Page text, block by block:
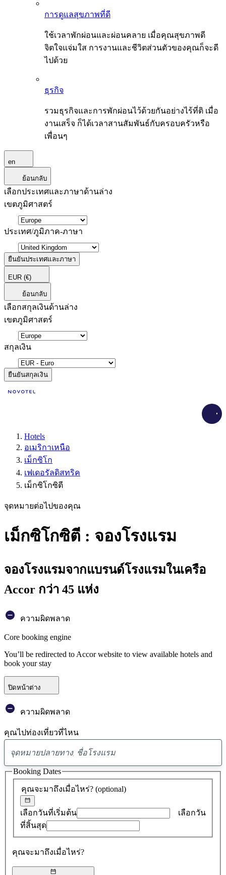
การดูแลสุขภาพที่ดี
ใช้เวลาพักผ่อนและผ่อนคลาย เมื่อคุณสุขภาพดี
จิตใจแจ่มใส การงานและชีวิตส่วนตัวของคุณก็จะดี
ไปด้วย
ธุรกิจ
รวมธุรกิจและการพักผ่อนไว้ด้วยกันอย่างไร้ที่ติ เมื่อ
งานเสร็จ ก็ได้เวลาสานสัมพันธ์กับครอบครัวหรือ
เพื่อนๆ
en
ย้อนกลับ
เลือกประเทศและภาษาด้านล่าง
เขตภูมิศาสตร์
ประเทศ/ภูมิภาค-ภาษา
ยืนยันประเทศและภาษา
EUR (€)
ย้อนกลับ
เลือกสกุลเงินด้านล่าง
เขตภูมิศาสตร์
สกุลเงิน
ยืนยันสกุลเงิน
Hotels
อเมริกาเหนือ
เม็กซิโก
เฟเดอรัลดิสทริค
เม็กซิโกซิตี
จุดหมายต่อไปของคุณ
เม็กซิโกซิตี : จองโรงแรม
จองโรงแรมจากแบรนด์โรงแรมในเครือ
Accor กว่า 45 แห่ง
ความผิดพลาด
Core booking engine
You’ll be redirected to Accor website to view available hotels and
book your stay
ปิดหน้าต่าง
ความผิดพลาด
คุณไปท่องเที่ยวที่ไหน
พบ
ข้อ
เสนอ
0
คุณจะมาถึงเมื่อไหร่? (optional)
เลือกวันที่เริ่มต้น
เลือกวัน
ที่สิ้นสุด
คุณจะมาถึงเมื่อไหร่?
Booking Dates